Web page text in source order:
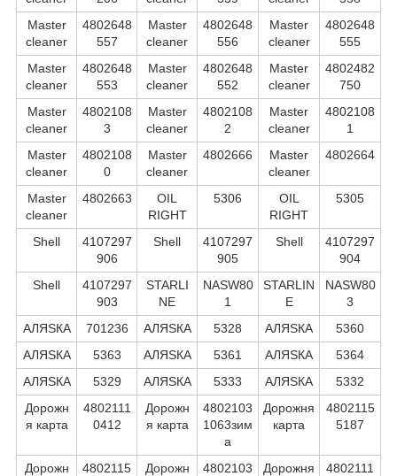
Master
cleaner
4802648
557
Master
cleaner
4802648
556
Master
cleaner
4802648
555
Master
cleaner
4802648
553
Master
cleaner
4802648
552
Master
cleaner
4802482
750
Master
cleaner
4802108
3
Master
cleaner
4802108
2
Master
cleaner
4802108
1
Master
cleaner
4802108
0
Master
cleaner
4802666
Master
cleaner
4802664
Master
cleaner
4802663
OIL
RIGHT
5306
OIL
RIGHT
5305
Shell
4107297
906
Shell
4107297
905
Shell
4107297
904
Shell
4107297
903
STARLI
NE
NASW80
1
STARLIN
E
NASW80
3
АЛЯSКА
701236 АЛЯSКА 5328 АЛЯSКА
5360
АЛЯSКА
5363 АЛЯSКА 5361 АЛЯSКА
5364
АЛЯSКА
5329 АЛЯSКА 5333 АЛЯSКА
5332
Дорожн
я карта
4802111
0412
Дорожн
я карта
4802103
1063зим
а
Дорожня
карта
4802115
5187
Дорожн
4802115
Дорожн
4802103
Дорожня
4802111